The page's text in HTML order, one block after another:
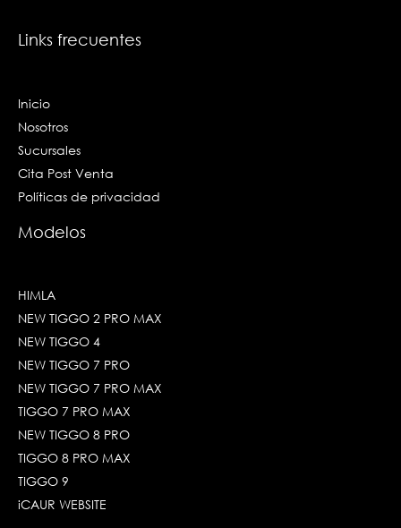
Links frecuentes
Inicio
Nosotros
Sucursales
Cita Post Venta
Políticas de privacidad
Modelos
HIMLA
NEW TIGGO 2 PRO MAX
NEW TIGGO 4
NEW TIGGO 7 PRO
NEW TIGGO 7 PRO MAX
TIGGO 7 PRO MAX
NEW TIGGO 8 PRO
TIGGO 8 PRO MAX
TIGGO 9
iCAUR WEBSITE